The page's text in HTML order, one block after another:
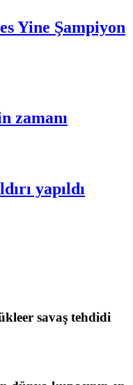
Yine Şampiyon
zamanı
yapıldı
savaş tehdidi